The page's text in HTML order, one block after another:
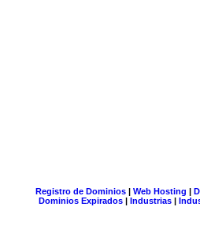
Registro de Dominios| Web Hosting |
Dominios Expirados | Industrias |